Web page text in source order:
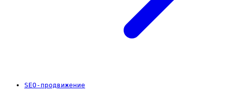
SEO-продвижение